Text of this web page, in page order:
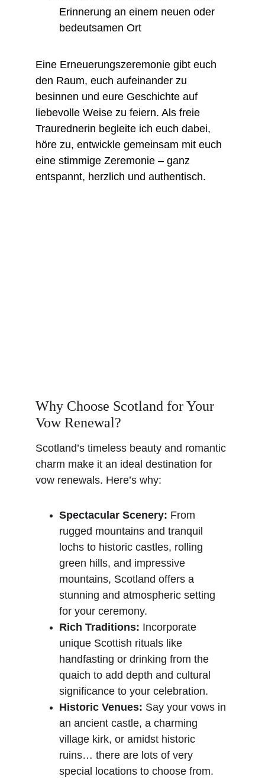
Why Choose Scotland for Your
Vow Renewal?
Scotland’s timeless beauty and romantic
charm make it an ideal destination for
vow renewals. Here’s why:
Spectacular Scenery: From
rugged mountains and tranquil
lochs to historic castles, rolling
green hills, and impressive
mountains, Scotland offers a
stunning and atmospheric setting
for your ceremony.
Rich Traditions: Incorporate
unique Scottish rituals like
handfasting or drinking from the
quaich to add depth and cultural
significance to your celebration.
Historic Venues: Say your vows in
an ancient castle, a charming
village kirk, or amidst historic
ruins… there are lots of very
special locations to choose from.
Erinnerung an einem neuen oder
bedeutsamen Ort
Eine Erneuerungszeremonie gibt euch
den Raum, euch aufeinander zu
besinnen und eure Geschichte auf
liebevolle Weise zu feiern. Als freie
Traurednerin begleite ich euch dabei,
höre zu, entwickle gemeinsam mit euch
eine stimmige Zeremonie – ganz
entspannt, herzlich und authentisch.